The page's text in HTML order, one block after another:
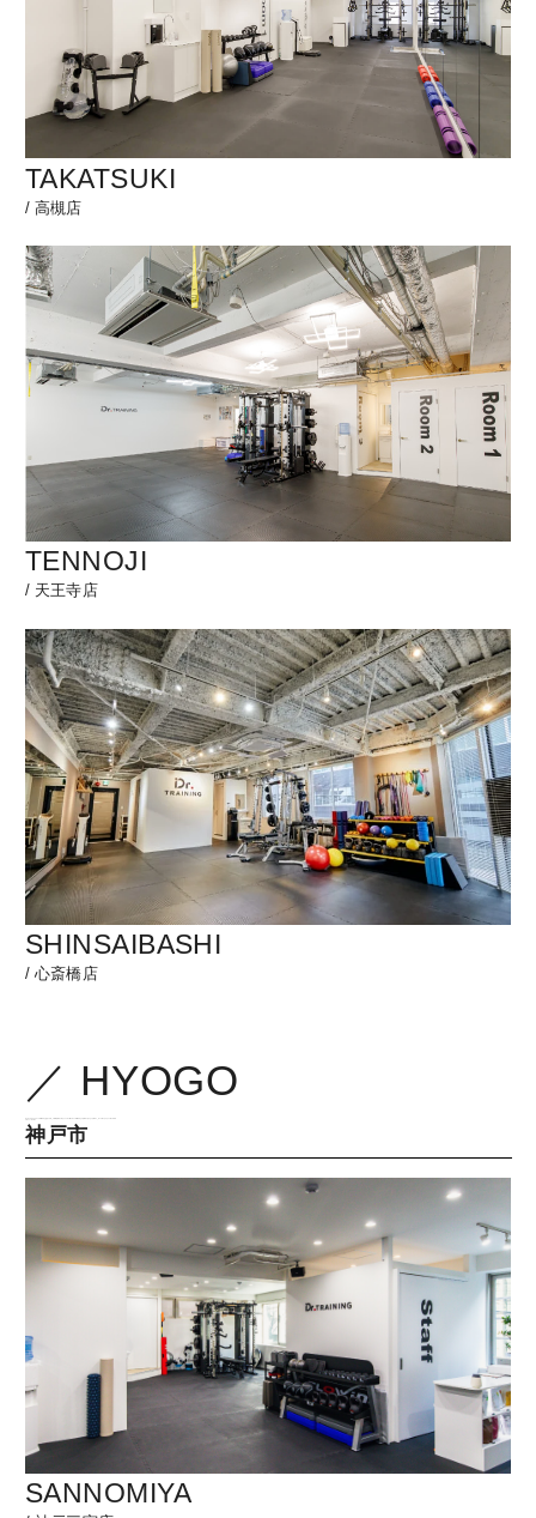
TAKATSUKI
/高槻店
TENNOJI
/ 天王寺店
SHINSAIBASHI
/心斎橋店
／ HYOGO
神戸市
SANNOMIYA